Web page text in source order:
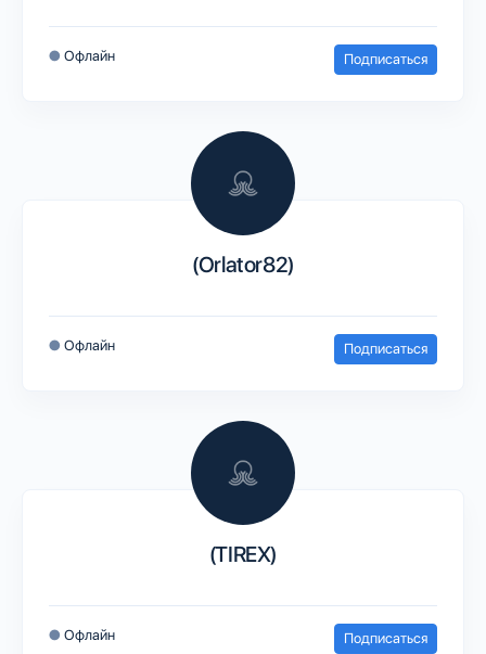
● Офлайн Подписаться
(Orlator82)
● Офлайн Подписаться
(TIREX)
● Офлайн Подписаться